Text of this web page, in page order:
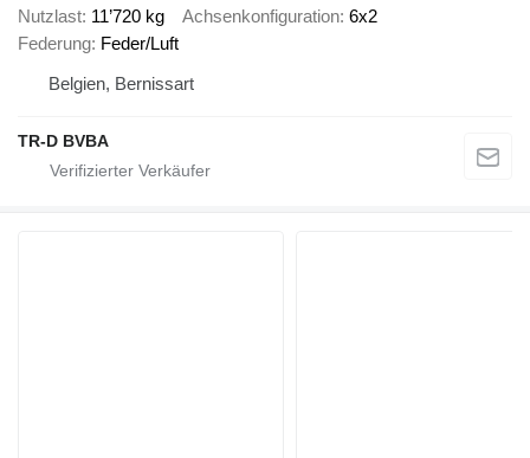
Nutzlast 11’720 kg Achsenkonfiguration 6x2
Federung Feder/Luft
Belgien, Bernissart
TR-D BVBA